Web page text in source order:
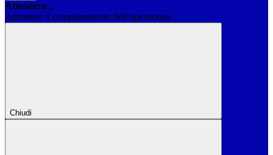
Attendere...
Attendere il completamento dell'operazione...
Chiudi